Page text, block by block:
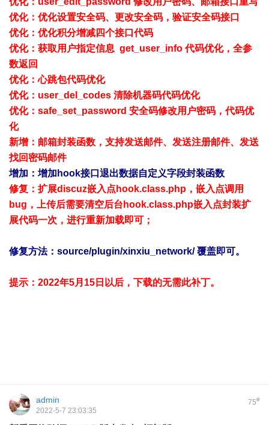
优化：优化设置安全码、更改安全码，验证安全码接口
优化：优化积分增减四个接口代码
优化：获取用户指定信息 get_user_info 代码优化，全参
数返回
优化：心跳包代码优化
优化：user_del_codes 清除机器码代码优化
优化：safe_set_password 安全码修改用户密码，代码优
化
新增：邮箱封装函数，支持发送邮件、发送注册邮件、发送
找回密码邮件
增加：增加hook接口退出数据自定义字段封装函数
修复：扩展discuz嵌入点hook.class.php，嵌入点调用
bug，上传后需要清空后台hook.class.php嵌入点封装扩
展代码一次，进行重新加载即可；
修复方法：source/plugin/xinxiu_network/ 覆盖即可。
提示：2022年5月15日以后，下载的无需此补丁。
75#
admin
2022-5-7 23:03:35